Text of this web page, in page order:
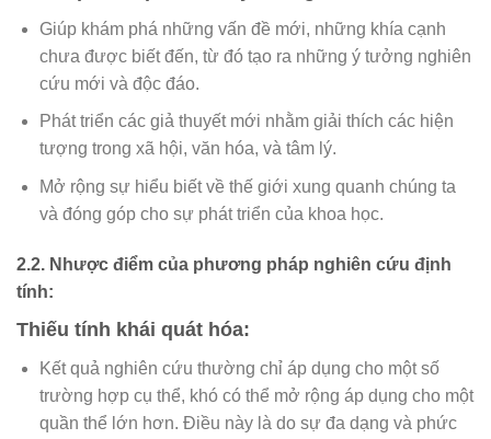
Giúp khám phá những vấn đề mới, những khía cạnh
chưa được biết đến, từ đó tạo ra những ý tưởng nghiên
cứu mới và độc đáo.
Phát triển các giả thuyết mới nhằm giải thích các hiện
tượng trong xã hội, văn hóa, và tâm lý.
Mở rộng sự hiểu biết về thế giới xung quanh chúng ta
và đóng góp cho sự phát triển của khoa học.
2.2. Nhược điểm của phương pháp nghiên cứu định
tính:
Thiếu tính khái quát hóa:
Kết quả nghiên cứu thường chỉ áp dụng cho một số
trường hợp cụ thể, khó có thể mở rộng áp dụng cho một
quần thể lớn hơn. Điều này là do sự đa dạng và phức